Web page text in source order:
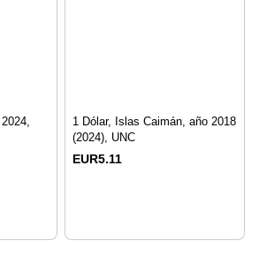
1 Dólar, Islas Caimán, año 2018
(2024), UNC
EUR5.11